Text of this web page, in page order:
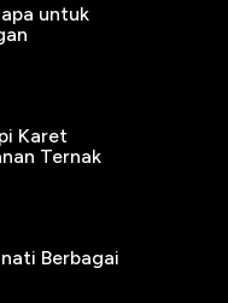
untuk
Karet
Ternak
Berbagai